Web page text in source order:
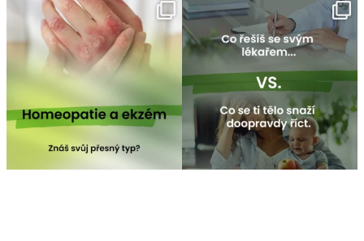
homeopatika.cz
Čvc 25
homeopatika.cz
Čvc 16